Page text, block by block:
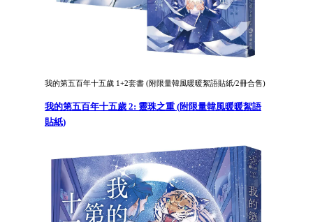
我的第五百年十五歲 1+2套書 (附限量韓風暖暖絮語貼紙/2冊合售)
我的第五百年十五歲 2: 靈珠之重 (附限量韓風暖暖絮語
貼紙)